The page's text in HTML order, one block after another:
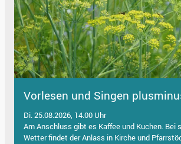
Vorlesen und Singen
Di. 25.08.2026, 14.00 Uhr
Am Anschluss gibt es Kaffee und Kuchen. Bei
Wetter findet der Anlass in Kirche und